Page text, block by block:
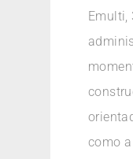
Emulti,
como